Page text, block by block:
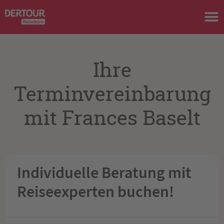
Ihre
Terminvereinbarung
mit Frances Baselt
Individuelle Beratung mit
Reiseexperten buchen!